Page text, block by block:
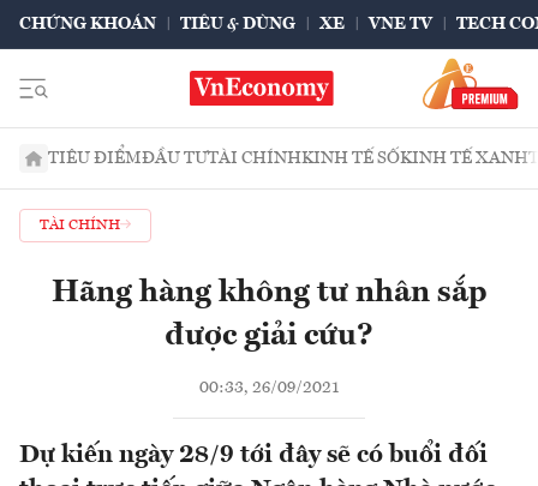
CHỨNG KHOÁN TIÊU & DÙNG XE VNE TV TECH
TIÊU ĐIỂMĐẦU TƯTÀI CHÍNHKINH TẾ SỐKINH TẾ XANH
TÀI CHÍNH
Hãng hàng không tư nhân sắp
được giải cứu?
00:33, 26/09/2021
Dự kiến ngày 28/9 tới đây sẽ có buổi đối